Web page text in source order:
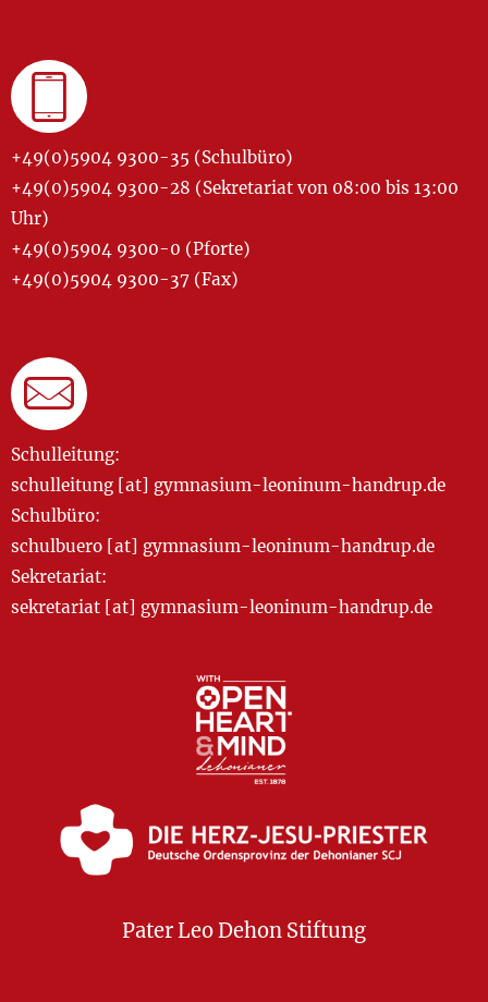
+49(0)5904 9300-35 (Schulbüro)
+49(0)5904 9300-28 (Sekretariat von 08:00 bis 13:00
Uhr)
+49(0)5904 9300-0 (Pforte)
+49(0)5904 9300-37 (Fax)
Schulleitung:
schulleitung [at] gymnasium-leoninum-handrup.de
Schulbüro:
schulbuero [at] gymnasium-leoninum-handrup.de
Sekretariat:
sekretariat [at] gymnasium-leoninum-handrup.de
Pater Leo Dehon Stiftung